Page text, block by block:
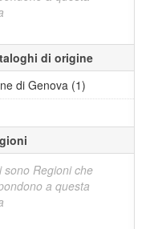
di origine
di Genova (1)
sono Regioni che
a questa